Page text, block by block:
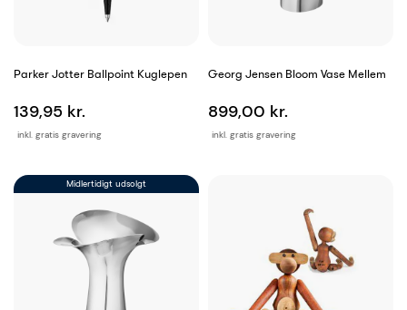
Parker Jotter Ballpoint Kuglepen
inkl. gratis gravering
139,95 kr.
Georg Jensen Bloom Vase Mellem
inkl. gratis gravering
899,00 kr.
Midlertidigt udsolgt